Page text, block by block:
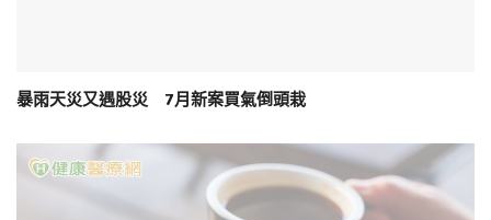
暴雨天災又遇股災 7月新案買氣倒頭栽